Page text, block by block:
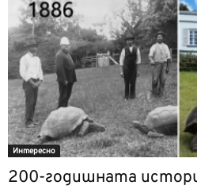
Интерeсно
200-годишната